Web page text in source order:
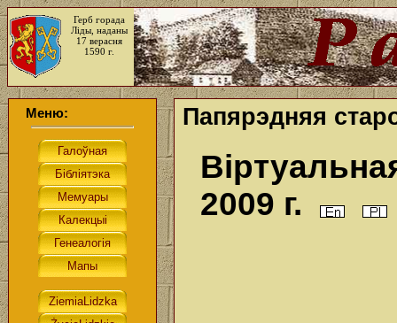
Герб горада
Ліды, наданы
17 верасня
1590 г.
Меню: Папярэдняя
2009 г.